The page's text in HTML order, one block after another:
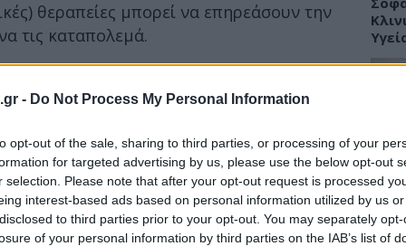
- Do Not Process My Personal Information
opt-out of the sale, sharing to third parties, or processing of your
for targeted advertising by us, please use the below opt-out
selection. Please note that after your opt-out request is processed
interest-based ads based on personal information utilized by us
to third parties prior to your opt-out. You may separately
of your personal information by third parties on the IAB’s list of
θεραπείες μπορεί να επηρεάσουν την
τις καταπολεμά.
αποτελούν από τις σημαντικότερες
οδηγήσουν ακόμη και στο θάνατο τους
καθοριστική σημασία για την
από την Θεραπευτική Κλινική ΕΚΠΑ στο
Πώς